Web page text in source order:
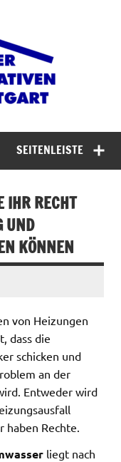
SEITENLEISTE
IHR RECHT
UND
KÖNNEN
von Heizungen
dass die
schicken und
an der
Entweder wird
Rechte.
liegt nach